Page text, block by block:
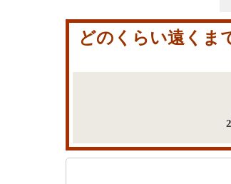
どのくらい遠くま